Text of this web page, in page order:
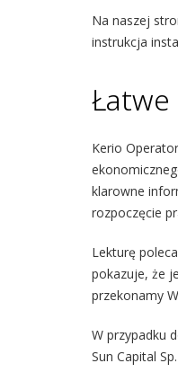
Na naszej
instrukcja
Łatwe
Kerio
klarowne
rozpoczęcie
Lekturę
pokazuje, że
przekonamy
W przypadku
Sun Capital